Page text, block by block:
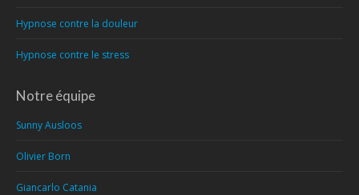
Hypnose contre la douleur
Hypnose contre le stress
Notre équipe
Sunny Ausloos
Olivier Born
Giancarlo Catania